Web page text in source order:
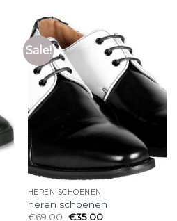
Sale!
HEREN SCHOENEN
heren schoenen
€69.00 €35.00